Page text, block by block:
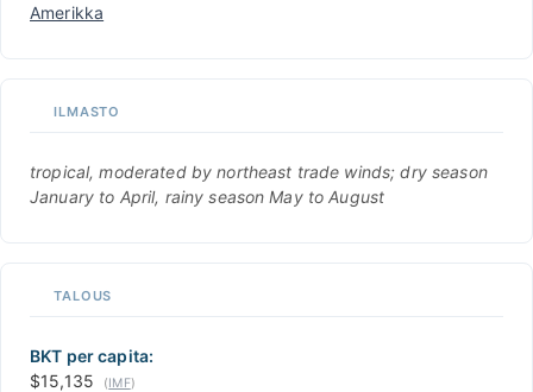
Amerikka
ILMASTO
tropical, moderated by northeast trade winds; dry season
January to April, rainy season May to August
TALOUS
BKT per capita:
$15,135
(IMF)